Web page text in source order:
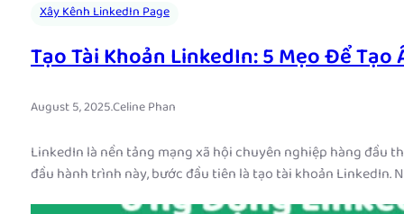
Xây Kênh LinkedIn Page
Tạo Tài Khoản LinkedIn: 5 Mẹo Để
August 5, 2025.Celine Phan
LinkedIn là nền tảng mạng xã hội chuyên nghiệp hàng đầu
đầu hành trình này, bước đầu tiên là tạo tài khoản LinkedIn.